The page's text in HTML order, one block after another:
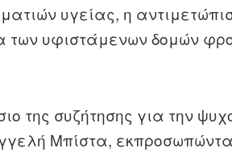
υγείας, η
των υφιστάμενων δομών
της συζήτησης για την
Μπίστα,